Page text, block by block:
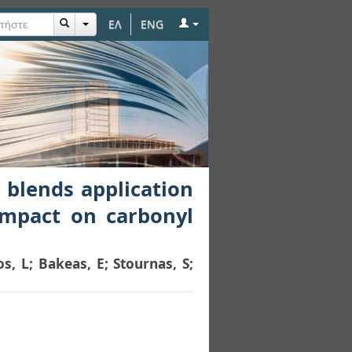
ΕΛ ENG
on modern
application
on carbonyl
L; Bakeas, E;Stournas, S;